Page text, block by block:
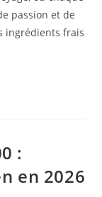
passion et de
ingrédients frais
:
en 2026